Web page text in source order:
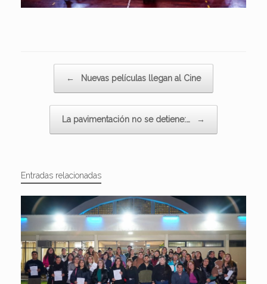
← Nuevas películas llegan al Cine
La pavimentación no se detiene:… →
Entradas relacionadas